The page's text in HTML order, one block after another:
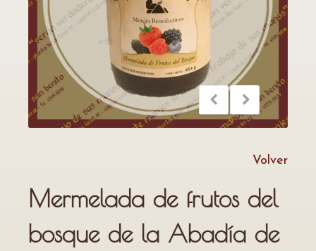
Volver
Mermelada de frutos del
bosque de la Abadía de